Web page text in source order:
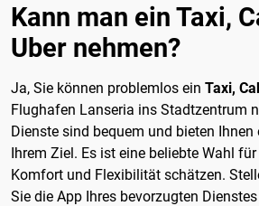
Kann man ein Taxi,
Uber nehmen?
Ja, Sie können problemlos ein Taxi,
Flughafen Lanseria ins Stadtzentrum
Dienste sind bequem und bieten Ihnen
Ihrem Ziel. Es ist eine beliebte Wahl für
Komfort und Flexibilität schätzen.
Sie die App Ihres bevorzugten